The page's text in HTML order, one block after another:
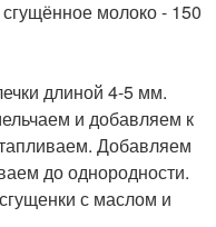
Муравейник измолоко - 150
длиной 4-5 мм.
и добавляем к
Добавляем
до однородности.
с маслом и